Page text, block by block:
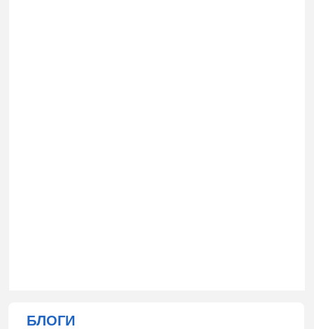
БЛОГИ